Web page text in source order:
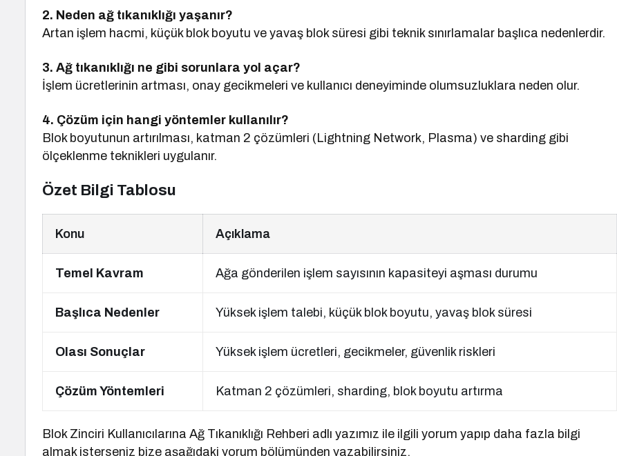
2. Neden ağ tıkanıklığı yaşanır?
Artan işlem hacmi, küçük blok boyutu ve yavaş blok süresi gibi teknik sınırlamalar başlıca nedenlerdir.
3. Ağ tıkanıklığı ne gibi sorunlara yol açar?
İşlem ücretlerinin artması, onay gecikmeleri ve kullanıcı deneyiminde olumsuzluklara neden olur.
4. Çözüm için hangi yöntemler kullanılır?
Blok boyutunun artırılması, katman 2 çözümleri (Lightning Network, Plasma) ve sharding gibi
ölçeklenme teknikleri uygulanır.
Özet Bilgi Tablosu
Konu Açıklama
Temel Kavram Ağa gönderilen işlem sayısının kapasiteyi aşması durumu
Başlıca Nedenler Yüksek işlem talebi, küçük blok boyutu, yavaş blok süresi
Olası Sonuçlar Yüksek işlem ücretleri, gecikmeler, güvenlik riskleri
Çözüm Yöntemleri Katman 2 çözümleri, sharding, blok boyutu artırma
Blok Zinciri Kullanıcılarına Ağ Tıkanıklığı Rehberi adlı yazımız ile ilgili yorum yapıp daha fazla bilgi
almak isterseniz bize aşağıdaki yorum bölümünden yazabilirsiniz.